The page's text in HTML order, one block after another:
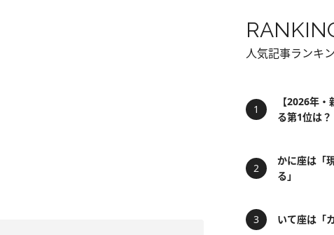
人気記事ランキ
【2026年
る第1位は
かに座は「
る」
いて座は「